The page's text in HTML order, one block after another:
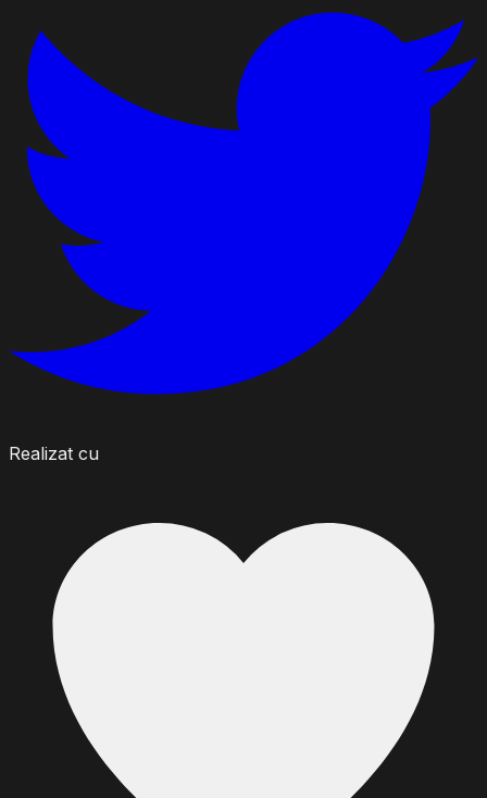
Realizat cu